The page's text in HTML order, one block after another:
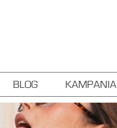
BLOG KAMPANIA